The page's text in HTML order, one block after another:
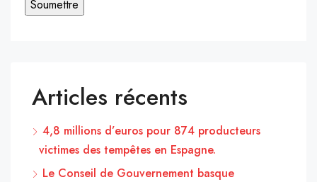
Articles récents
4,8 millions d’euros pour 874 producteurs
victimes des tempêtes en Espagne.
Le Conseil de Gouvernement basque